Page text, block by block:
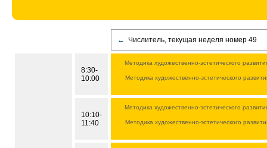
← Числитель, текущая неделя номер 49
8:30-
10:00
Методика художественно-эстетического
Методика художественно-эстетического
10:10-
11:40
Методика художественно-эстетического
Методика художественно-эстетического